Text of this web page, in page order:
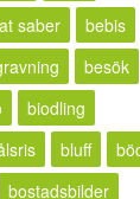
saber
bebis
besök
biodling
bluff
bostadsbilder